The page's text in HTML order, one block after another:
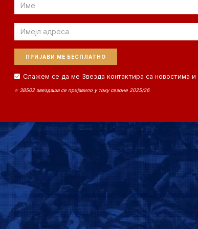
Email
Слажем се да ме Звезда контактира са новостима и
⭐ 38502 звездаша се пријавило у току сезоне 2025/26